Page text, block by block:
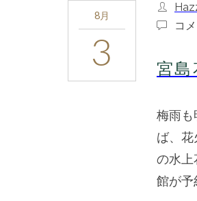
8月
3
宮
火
攻
略
＆
宮
島
穴
コ
宮
梅雨も
ば、
の水上
館が予